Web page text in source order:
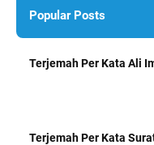
Popular Posts
Terjemah Per Kata Ali
Terjemah Per Kata